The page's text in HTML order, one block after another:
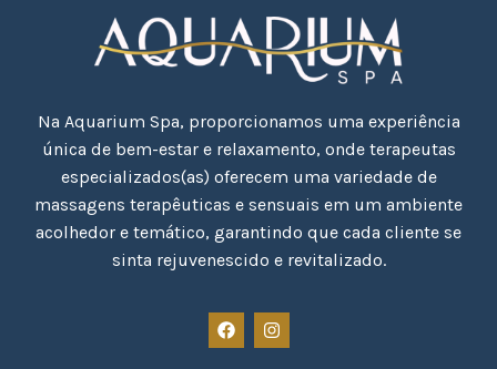
Na Aquarium Spa, proporcionamos uma experiência
única de bem-estar e relaxamento, onde terapeutas
especializados(as) oferecem uma variedade de
massagens terapêuticas e sensuais em um ambiente
acolhedor e temático, garantindo que cada cliente se
sinta rejuvenescido e revitalizado.